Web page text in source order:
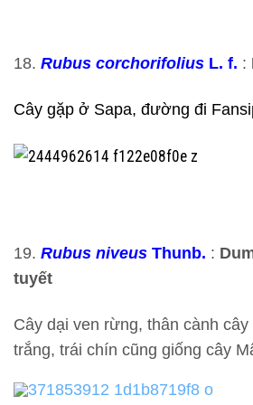
18. Rubus corchorifolius L. f. :
Cây gặp ở Sapa, đường đi
19. Rubus niveus Thunb. :
tuyết
Cây dại ven rừng, thân cành
trắng, trái chín cũng giống cây